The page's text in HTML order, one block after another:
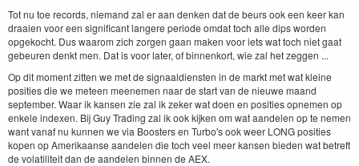
Tot nu toe records, niemand zal er aan denken dat de beurs ook een keer kan
draaien voor een significant langere periode omdat toch alle dips worden
opgekocht. Dus waarom zich zorgen gaan maken voor iets wat toch niet gaat
gebeuren denkt men. Dat is voor later, of binnenkort, wie zal het zeggen ...
Op dit moment zitten we met de signaaldiensten in de markt met wat kleine
posities die we meteen meenemen naar de start van de nieuwe maand
september. Waar ik kansen zie zal ik zeker wat doen en posities opnemen op
enkele indexen. Bij Guy Trading zal ik ook kijken om wat aandelen op te nemen
want vanaf nu kunnen we via Boosters en Turbo's ook weer LONG posities
kopen op Amerikaanse aandelen die toch veel meer kansen bieden wat betreft
de volatiliteit dan de aandelen binnen de AEX.